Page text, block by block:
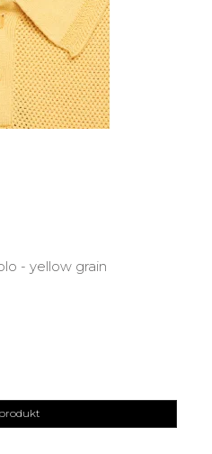
- yellow grain